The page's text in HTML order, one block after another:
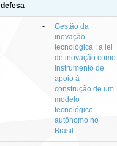
defesa
-
Gestão da
inovação
tecnológica : a lei
de inovação como
instrumento de
apoio à
construção de um
modelo
tecnológico
autônomo no
Brasil